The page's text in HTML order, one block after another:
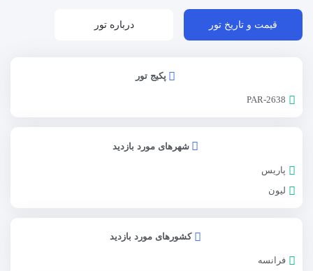
قیمت و تاریخ تور درباره تور
پکیج تور
PAR-2638
شهرهای مورد بازدید
پاریس
لیون
کشورهای مورد بازدید
فرانسه